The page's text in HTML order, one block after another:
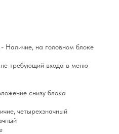
Наличие, на головном блоке
не требующий входа в меню
снизу блока
четырехзначный